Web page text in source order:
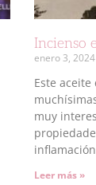
Incienso
enero 3, 2024
Este
muy
Leer más »